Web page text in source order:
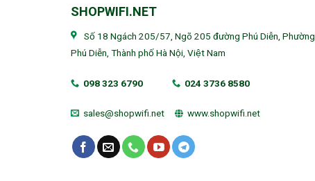
SHOPWIFI.NET
Số 18 Ngách 205/57, Ngõ 205 đường Phú Diễn, Phường
Phú Diễn, Thành phố Hà Nội, Việt Nam
098 323 6790 024 3736 8580
sales@shopwifi.net www.shopwifi.net